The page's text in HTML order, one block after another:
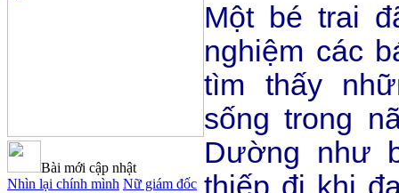
Bài mới cập nhật
Nhìn lại chính mình Nữ giám đốc
Một bé trai
nghiệm các
tìm thấy
sống trong
Dường như
thiếp đi khi